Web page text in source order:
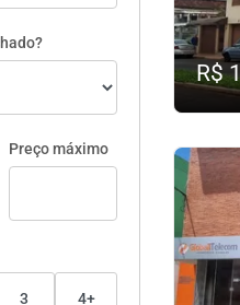
Preço máximo
3 4+
R$